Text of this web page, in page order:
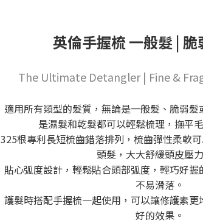
英倫手握梳 一般髮 | 脆
The Ultimate Detangler | Fine &
適用所有類型的髮質，無論是一般髮、脆弱
是濕髮和乾髮都可以輕鬆梳理，撫平
325根專利長短梳齒錯落排列，梳齒彈性柔軟
頭髮，大大舒緩頭皮壓
貼心弧度設計，輕鬆貼合頭部弧度，輕巧好
不易滑落。
護髮時搭配手握梳一起使用，可以讓修護素
好的效果。